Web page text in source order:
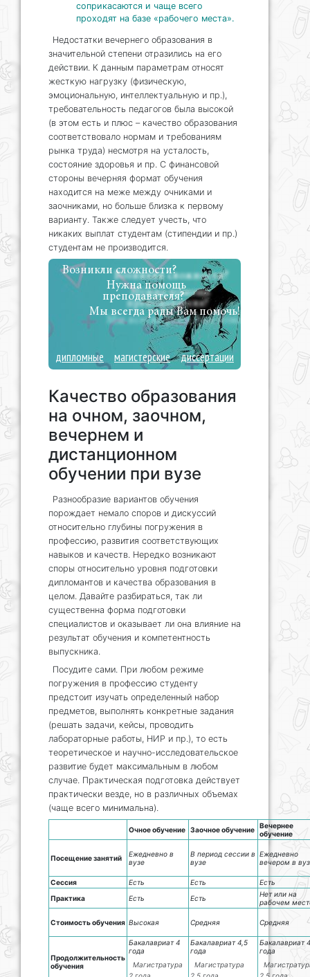
соприкасаются и чаще всего
проходят на базе «рабочего места».
Недостатки вечернего образования в
значительной степени отразились на его
действии. К данным параметрам относят
жесткую нагрузку (физическую,
эмоциональную, интеллектуальную и пр.),
требовательность педагогов была высокой
(в этом есть и плюс – качество образования
соответствовало нормам и требованиям
рынка труда) несмотря на усталость,
состояние здоровья и пр. С финансовой
стороны вечерняя формат обучения
находится на меже между очниками и
заочниками, но больше близка к первому
варианту. Также следует учесть, что
никаких выплат студентам (стипендии и пр.)
студентам не производится.
Возникли сложности?
Нужна помощь
преподавателя?
Мы всегда рады Вам помочь!
дипломные магистерские диссертации
Качество образования
на очном, заочном,
вечернем и
дистанционном
обучении при вузе
Разнообразие вариантов обучения
порождает немало споров и дискуссий
относительно глубины погружения в
профессию, развития соответствующих
навыков и качеств. Нередко возникают
споры относительно уровня подготовки
дипломантов и качества образования в
целом. Давайте разбираться, так ли
существенна форма подготовки
специалистов и оказывает ли она влияние на
результат обучения и компетентность
выпускника.
Посудите сами. При любом режиме
погружения в профессию студенту
предстоит изучать определенный набор
предметов, выполнять конкретные задания
(решать задачи, кейсы, проводить
лабораторные работы, НИР и пр.), то есть
теоретическое и научно-исследовательское
развитие будет максимальным в любом
случае. Практическая подготовка действует
практически везде, но в различных объемах
(чаще всего минимальна).
Очное обучение Заочное обучение Вечернее
обучение
Посещение занятий
Ежедневно в
вузе
В период сессии в
вузе
Ежедневно
вечером в
Сессия Есть Есть
Есть
Практика
Есть Есть
Нет или на
рабочем
Стоимость обучения Высокая Средняя Средняя
Продолжительность
обучения
Бакалавриат 4
года
Магистратура
Бакалавриат 4,5
года
Магистратура
Бакалавриат
года